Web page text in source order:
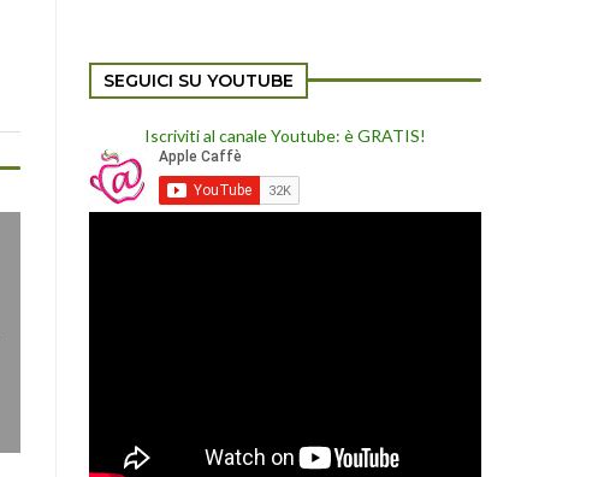
SEGUICI SU YOUTUBE
Iscriviti al canale Youtube: è GRATIS!